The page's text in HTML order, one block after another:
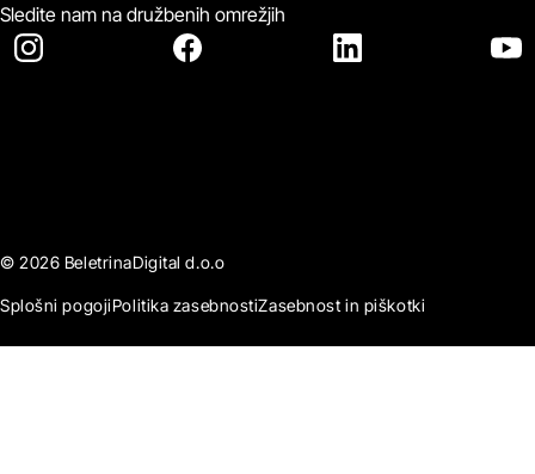
Sledite nam na družbenih omrežjih
© 2026 BeletrinaDigital d.o.o
Splošni pogojiPolitika zasebnostiZasebnost in piškotki